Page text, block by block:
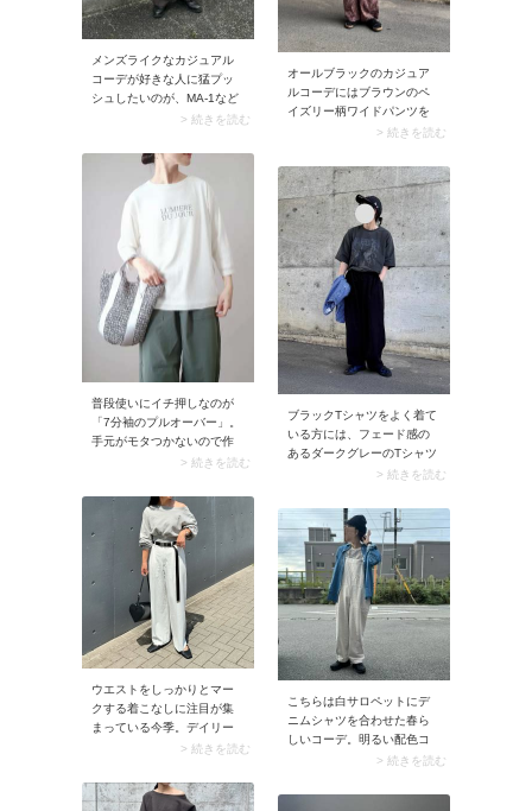
メンズライクなカジュアル
コーデが好きな人に猛プッ
シュしたいのが、MA-1など
をはじめとする「フライト
したシルエットで着心地は
楽ちん、気負わずバサッと
羽織れるところも40代ママ
の普段使いに最適です。 程
よいボリュームと今どきの
カジュアル感があるアウタ
ーは、デイリーコーデをこ
なれた雰囲気に見せてくれ
ます。デニムパンツとラフ
に楽しむのはもちろん、ス
ナップのようにシャツ＆ワ
イドパンツ合わせでハンサ
ムにコーデしても素敵なの
で、ぜひ試してみてくださ
い。
> 続きを読む
オールブラックのカジュア
ルコーデにはブラウンのペ
イズリー柄ワイドパンツを
投入。これだけでこなれ感
のときフロントタック入り
のパンツを選ぶのもコツ。
立体的なシルエットを作る
ことで、ラフになりすぎず
洗練された印象に仕上がり
ます。風を通すサラッとし
た生地感のパンツならフェ
スや旅行にも使いやすいで
すよ。
> 続きを読む
普段使いにイチ押しなのが
「7分袖のプルオーバー」。
手元がモタつかないので作
業がしやすく、水仕事やキ
るくらいの袖丈は女性らし
い雰囲気があり、シンプル
なデザインでもコーデがこ
なれて見えますよ。
> 続きを読む
ブラックTシャツをよく着て
いる方には、フェード感の
あるダークグレーのTシャツ
がおすすめ。ブラックのワ
トインするだけで、こなれ
たムードたっぷりに仕上が
ります。
> 続きを読む
ウエストをしっかりとマー
クする着こなしに注目が集
まっている今季。デイリー
に取り入れるなら、ロング
ルに楽しむのがおすすめで
す。ベルトの余った部分は
> 続きを読む
こちらは白サロペットにデ
ニムシャツを合わせた春ら
しいコーデ。明るい配色コ
ーデにオールブラックのス
ら、キャップや時計など小
> 続きを読む